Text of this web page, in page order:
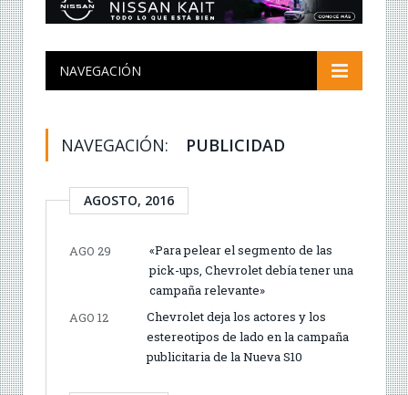
NAVEGACIÓN
NAVEGACIÓN: PUBLICIDAD
AGOSTO, 2016
AGO 29
«Para pelear el segmento de las
pick-ups, Chevrolet debía tener una
campaña relevante»
AGO 12
Chevrolet deja los actores y los
estereotipos de lado en la campaña
publicitaria de la Nueva S10